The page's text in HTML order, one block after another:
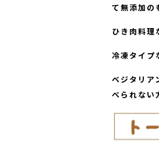
て無添加の
ひき肉料理
冷凍タイプ
ベジタリア
べられない